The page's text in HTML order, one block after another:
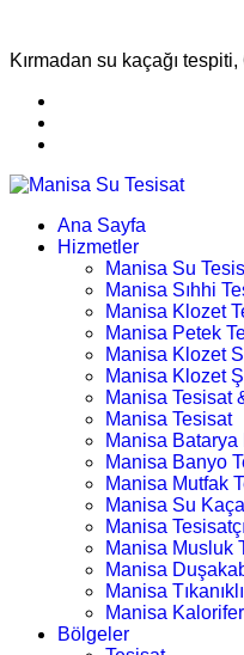
Kırmadan su kaçağı
Ana Sayfa
Hizmetler
Manisa Su
Manisa Sıhhi
Manisa Klozet
Manisa Petek
Manisa Klozet
Manisa Klozet
Manisa Tesisat
Manisa Tesisat
Manisa
Manisa Banyo
Manisa Mutfak
Manisa Su
Manisa Tesisatçı
Manisa Musluk
Manisa
Manisa
Manisa
Bölgeler